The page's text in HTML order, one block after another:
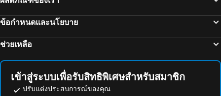
โรงแรม ซาเมดาน
โรงแรม Amden
โรงแรม แอสโคนา
โรงแรม Burgdorf
ข้อกำหนดและนโยบาย
ช่วยเหลือ
เข้าสู่ระบบเพื่อรับสิทธิพิเศษสำหรับสมาชิก
ปรับแต่งประสบการณ์ของคุณ